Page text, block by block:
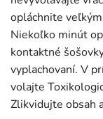
opláchnite
Niekoľko minút
kontaktné
vyplachovaní. V
volajte
Zlikvidujte obsah